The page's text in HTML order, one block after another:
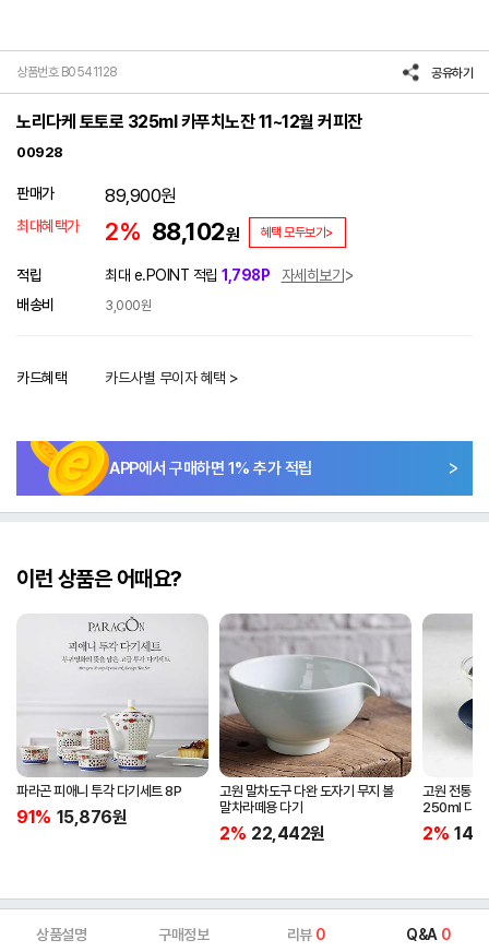
상품번호 B0541128 공유하기
노리다케 토토로 325ml 카푸치노잔 11~12월 커피잔
00928
판매가 89,900원
최대혜택가 2% 88,102원 혜택 모두보기>
적립 최대 e.POINT 적립 1,798P
자세히보기
배송비
3,000원
카드혜택 카드사별 무이자 혜택 >
APP에서 구매하면 1% 추가 적립
이런 상품은 어때요?
파라곤 피애니 투각 다기세트 8P
91% 15,876원
고원 말차도구 다완 도자기 무지 볼
말차라떼용 다기
2% 22,442원
고원 전통 개
250ml 다
2%
상품설명 구매정보 리뷰 0 Q&A 0